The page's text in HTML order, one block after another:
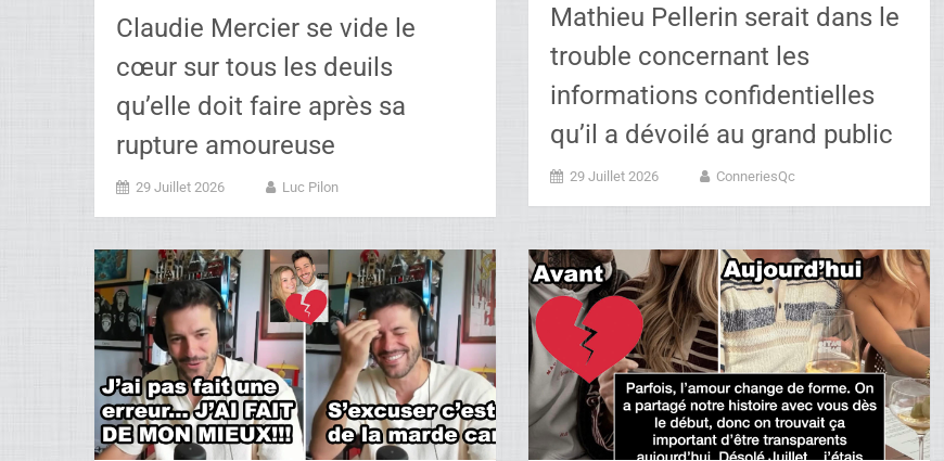
Claudie Mercier se vide le
cœur sur tous les deuils
qu’elle doit faire après sa
rupture amoureuse
29 Juillet 2026 Luc Pilon
Mathieu Pellerin serait dans le
trouble concernant les
informations confidentielles
qu’il a dévoilé au grand public
29 Juillet 2026 ConneriesQc